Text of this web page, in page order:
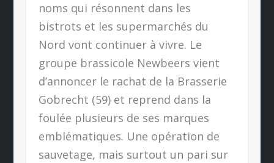
noms qui résonnent dans les
bistrots et les supermarchés du
Nord vont continuer à vivre. Le
groupe brassicole Newbeers vient
d’annoncer le rachat de la Brasserie
Gobrecht (59) et reprend dans la
foulée plusieurs de ses marques
emblématiques. Une opération de
sauvetage, mais surtout un pari sur